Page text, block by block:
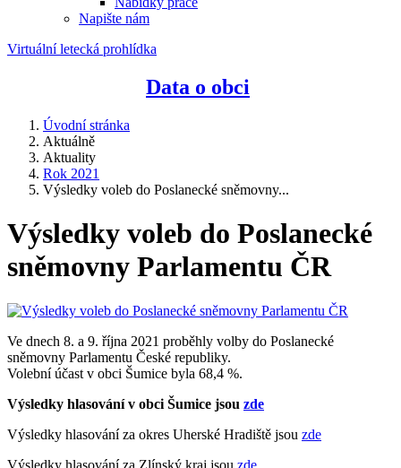
Napište nám
Virtuální letecká prohlídka
Data o obci
Úvodní stránka
Aktuálně
Aktuality
Rok 2021
Výsledky voleb do Poslanecké sněmovny...
Výsledky voleb do Poslanecké
sněmovny Parlamentu ČR
Ve dnech 8. a 9. října 2021 proběhly volby do Poslanecké
sněmovny Parlamentu České republiky.
Volební účast v obci Šumice byla 68,4 %.
Výsledky hlasování v obci Šumice jsou zde
Výsledky hlasování za okres Uherské Hradiště jsou zde
Výsledky hlasování za Zlínský kraj jsou zde